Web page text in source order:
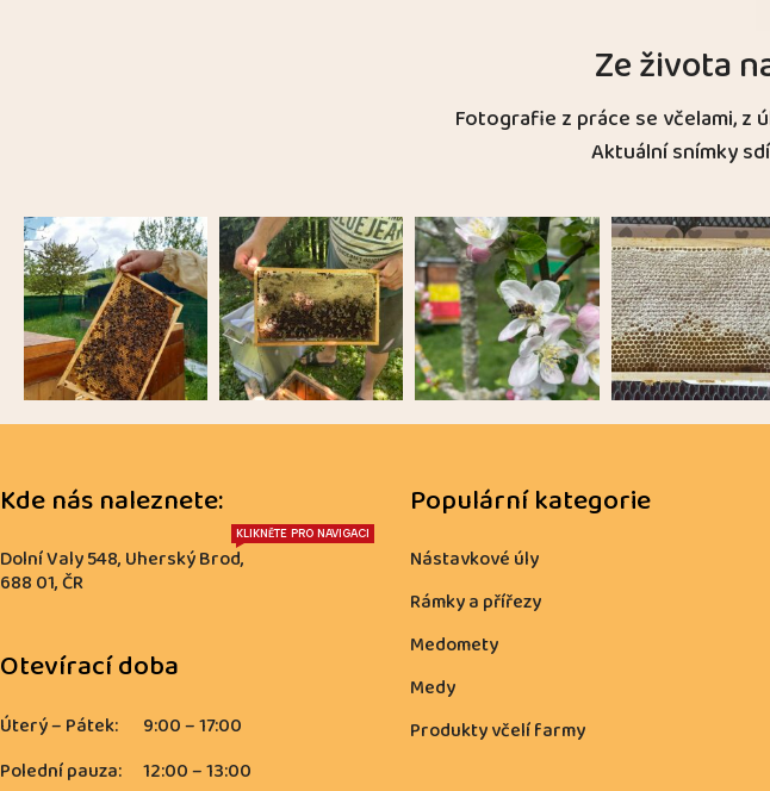
Ze života
Fotografie z práce se včelami, z
Aktuální snímky
Kde nás naleznete:
Dolní Valy 548, Uherský Brod,
688 01, ČR
KLIKNĚTE PRO NAVIGACI
Otevírací doba
Úterý – Pátek:
9:00 – 17:00
Polední pauza:
12:00 – 13:00
Populární kategorie
Nástavkové úly
Rámky a přířezy
Medomety
Medy
Produkty včelí farmy